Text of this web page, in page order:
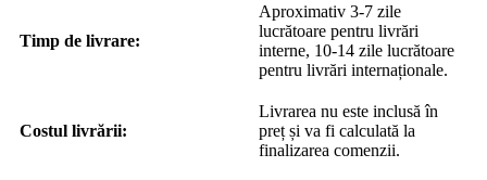
Timp de livrare:
Aproximativ 3-7 zile
lucrătoare pentru livrări
interne, 10-14 zile lucrătoare
pentru livrări internaționale.
Costul livrării:
Livrarea nu este inclusă în
preț și va fi calculată la
finalizarea comenzii.